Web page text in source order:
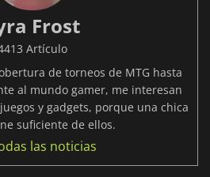
Frost
Artículo
de torneos de MTG hasta
al mundo gamer, me interesan
y gadgets, porque una chica
suficiente de ellos.
las noticias